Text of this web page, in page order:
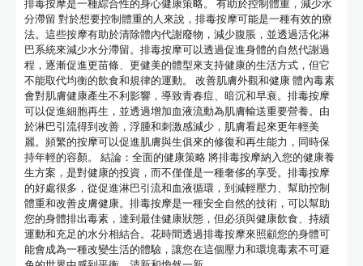
排毒按摩是一種綜合性的身心健康策略。 有助於控制體重，減少水
分滯留 對於想要控制體重的人來說，排毒按摩可能是一種有效的療
法。這些按摩有助於清除體內代謝廢物，減少腹脹，並透過活化淋
巴系統來減少水分滯留。排毒按摩可以透過促進身體的自然代謝過
程，逐漸促進更苗條、更健美的體型來支持健康的生活方式，但它
不能取代均衡的飲食和規律的運動。 改善肌膚外觀和健康 體內毒素
會對肌膚健康產生不利影響，導致青春痘、暗沉和早衰。排毒按摩
可以促進細胞再生，並透過增加血液流動為肌膚輸送重要營養。由
於淋巴引流得到改善，浮腫和刺激感減少，肌膚看起來更年輕美
麗。頻繁的按摩可以促進肌膚與生俱來的修復和再生能力，同時保
持年輕的容顏。 結論：全面的健康策略 將排毒按摩納入您的健康養
生方案，是對健康的投資，而不僅僅是一種奢侈的享受。排毒按摩
的好處很多，從促進淋巴引流和血液循環，到減輕壓力、幫助控制
體重和改善皮膚健康。排毒按摩是一種安全自然的技術，可以幫助
您的身體排出毒素，達到最佳健康狀態，但必須與健康飲食、持續
運動和充足的水分相結合。花時間透過排毒按摩來照顧您的身體可
能會成為一種改變生活的體驗，讓您在這個壓力和環境毒素不可避